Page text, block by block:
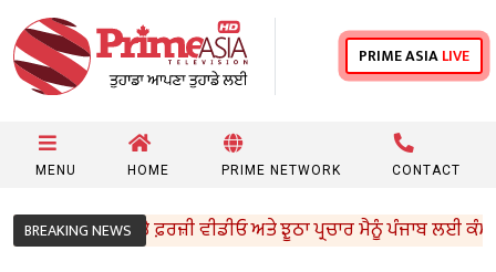
PRIME ASIALIVE
MENU HOME PRIME NETWORK CONTACT
BREAKING NEWS
ਦੇ ਨਾਂ ‘ਤੇ ਫ਼ਰਜ਼ੀ ਵੀਡੀਓ ਅਤੇ ਝੂਠਾ ਪ੍ਰਚਾਰ ਮੈਨੂੰ ਪੰਜਾਬ ਲਈ ਕੰਮ ਕਰਨ